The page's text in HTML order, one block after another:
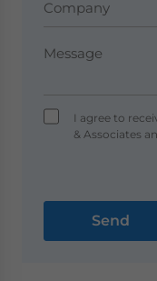
I agree to
& Associates